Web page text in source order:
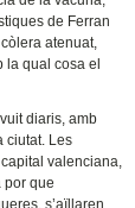
de Ferran
atenuat,
qual cosa el
diaris, amb
ciutat. Les
valenciana,
por que